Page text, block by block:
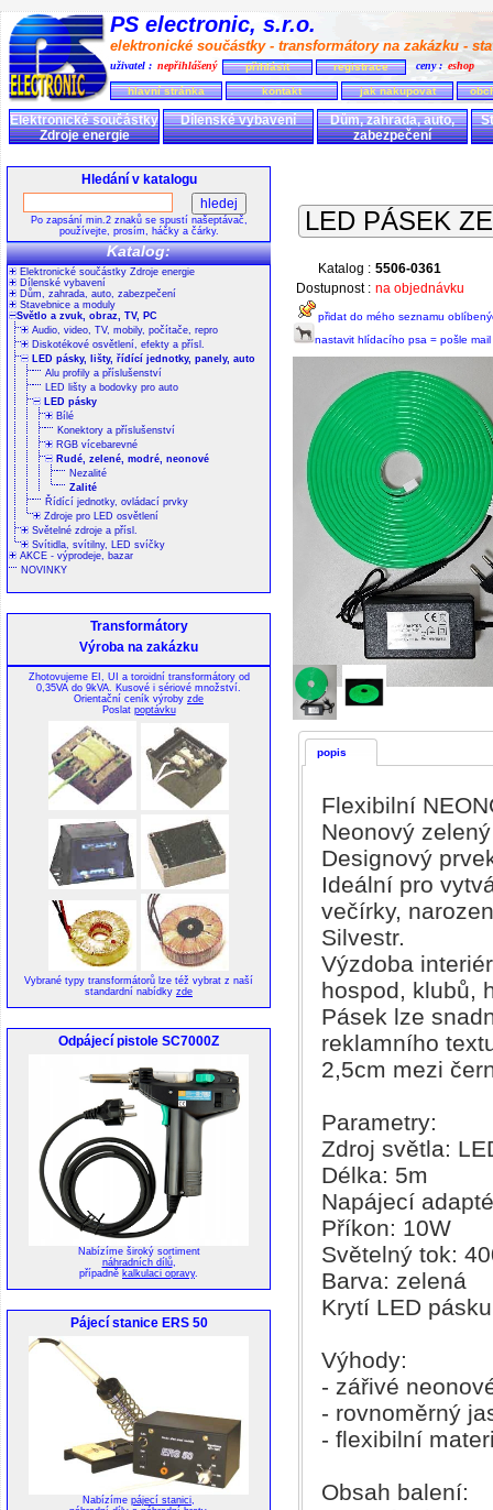
PS electronic, s.r.o.
elektronické součástky - transformátory na zakázku -
uživatel : nepřihlášený přihlásit registrace ceny : eshop
hlavní stránka kontakt jak nakupovat
Elektronické součástky
Zdroje energie
Dílenské vybavení
Dům, zahrada, auto,
zabezpečení
Hledání v katalogu
Po zapsání min.2 znaků se spustí našeptávač,
používejte, prosím, háčky a čárky.
Katalog:
Elektronické součástky Zdroje energie
Dílenské vybavení
Dům, zahrada, auto, zabezpečení
Stavebnice a moduly
Světlo a zvuk, obraz, TV, PC
Audio, video, TV, mobily, počítače, repro
Diskotékové osvětlení, efekty a přísl.
LED pásky, lišty, řídící jednotky, panely, auto
Alu profily a příslušenství
LED lišty a bodovky pro auto
LED pásky
Bílé
Konektory a příslušenství
RGB vícebarevné
Rudé, zelené, modré, neonové
Nezalité
Zalité
Řídící jednotky, ovládací prvky
Zdroje pro LED osvětlení
Světelné zdroje a přísl.
Svítidla, svítilny, LED svíčky
AKCE - výprodeje, bazar
NOVINKY
Transformátory
Výroba na zakázku
Zhotovujeme EI, UI a toroidní transformátory od
0,35VA do 9kVA. Kusové i sériové množství.
Orientační ceník výroby zde
Poslat poptávku
Vybrané typy transformátorů lze též vybrat z naší
standardní nabídky zde
Odpájecí pistole SC7000Z
Nabízíme široký sortiment
náhradních dílů,
případně kalkulaci opravy.
Pájecí stanice ERS 50
Nabízíme pájecí stanici,
LED PÁSEK
Katalog : 5506-0361
Dostupnost : na objednávku
přidat do mého seznamu
nastavit hlídacího psa = pošle
popis
Flexibilní
Neonový
Designový
Ideální pro
večírky,
Silvestr.
Výzdoba
hospod, klubů,
Pásek lze
reklamního
2,5cm mezi
Parametry:
Zdroj světla:
Délka: 5m
Napájecí
Příkon: 10W
Světelný tok:
Barva: zelená
Krytí LED
Výhody:
- zářivé
- rovnoměrný
- flexibilní
Obsah balení: